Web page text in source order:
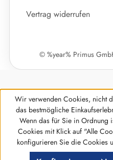
Vertrag widerrufen
© %year% Primus
Werkzeugleiste anzeigen
Wir verwenden Cookies, nicht
das bestmögliche
Wenn das für Sie in Ordnung
Cookies mit Klick auf "Alle
konfigurieren Sie die Cookies